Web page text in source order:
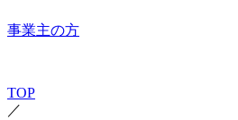
事業主の方
TOP
／